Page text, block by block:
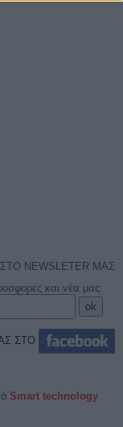
NEWSLETER ΜΑΣ
και νέα μας:
ΣΤΟ
Smart technology